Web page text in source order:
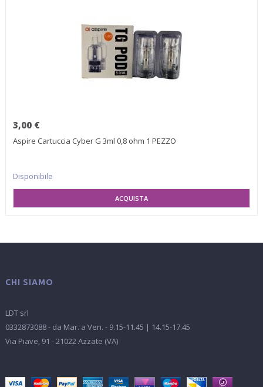
3,00 €
Aspire Cartuccia Cyber G 3ml 0,8 ohm 1 PEZZO
Disponibile
CHI SIAMO
LDT srl
0332873088 - da Mar. a Ven. - 9.15-11.45 | 14.15-17.45
Via Piave, 91 - 21022 Azzate (VA)